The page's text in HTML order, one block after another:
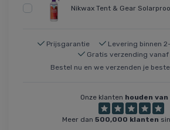
Nikwax Tent & Gear
Prijsgarantie
Levering binnen
Gratis verzending
Bestel nu en we verzenden je
Onze klanten houden van
Meer dan 500,000 klanten